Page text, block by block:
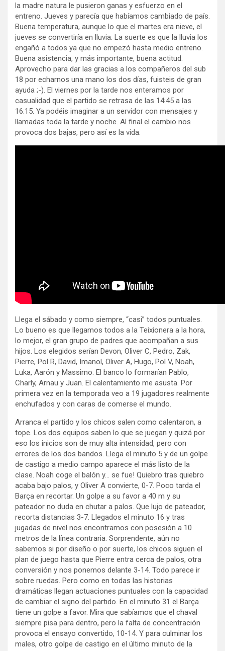
la madre natura le pusieron ganas y esfuerzo en el
entreno. Jueves y parecía que habíamos cambiado de país.
Buena temperatura, aunque lo que el martes era nieve, el
jueves se convertiría en lluvia. La suerte es que la lluvia los
engañó a todos ya que no empezó hasta medio entreno.
Buena asistencia, y más importante, buena actitud.
Aprovecho para dar las gracias a los compañeros del sub
18 por echarnos una mano los dos días, fuisteis de gran
ayuda ;-). El viernes por la tarde nos enteramos por
casualidad que el partido se retrasa de las 14:45 a las
16:15. Ya podéis imaginar a un servidor con mensajes y
llamadas toda la tarde y noche. Al final el cambio nos
provoca dos bajas, pero así es la vida.
Llega el sábado y como siempre, “casi” todos puntuales.
Lo bueno es que llegamos todos a la Teixionera a la hora,
lo mejor, el gran grupo de padres que acompañan a sus
hijos. Los elegidos serían Devon, Oliver C, Pedro, Zak,
Pierre, Pol R, David, Imanol, Oliver A, Hugo, Pol V, Noah,
Luka, Aarón y Massimo. El banco lo formarían Pablo,
Charly, Arnau y Juan. El calentamiento me asusta. Por
primera vez en la temporada veo a 19 jugadores realmente
enchufados y con caras de comerse el mundo.
Arranca el partido y los chicos salen como calentaron, a
tope. Los dos equipos saben lo que se juegan y quizá por
eso los inicios son de muy alta intensidad, pero con
errores de los dos bandos. Llega el minuto 5 y de un golpe
de castigo a medio campo aparece el más listo de la
clase. Noah coge el balón y… se fue! Quiebro tras quiebro
acaba bajo palos, y Oliver A convierte, 0-7. Poco tarda el
Barça en recortar. Un golpe a su favor a 40 m y su
pateador no duda en chutar a palos. Que lujo de pateador,
recorta distancias 3-7. Llegados el minuto 16 y tras
jugadas de nivel nos encontramos con posesión a 10
metros de la línea contraria. Sorprendente, aún no
sabemos si por diseño o por suerte, los chicos siguen el
plan de juego hasta que Pierre entra cerca de palos, otra
conversión y nos ponemos delante 3-14. Todo parece ir
sobre ruedas. Pero como en todas las historias
dramáticas llegan actuaciones puntuales con la capacidad
de cambiar el signo del partido. En el minuto 31 el Barça
tiene un golpe a favor. Mira que sabíamos que el chaval
siempre pisa para dentro, pero la falta de concentración
provoca el ensayo convertido, 10-14. Y para culminar los
males, otro golpe de castigo en el último minuto de la